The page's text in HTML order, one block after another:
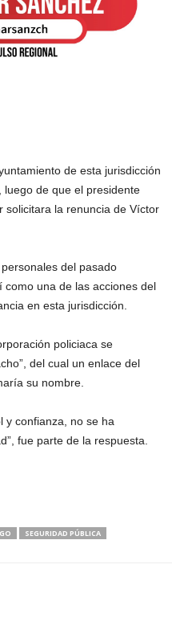
de esta jurisdicción
de que el presidente
solicitara la renuncia de Víctor
del pasado
una de las acciones del
en esta jurisdicción.
policiaca se
del cual un enlace del
su nombre.
y confianza, no se ha
fue parte de la respuesta.
SEGURIDAD PÚBLICA